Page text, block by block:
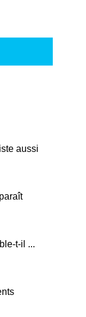
aussi
t-il ...